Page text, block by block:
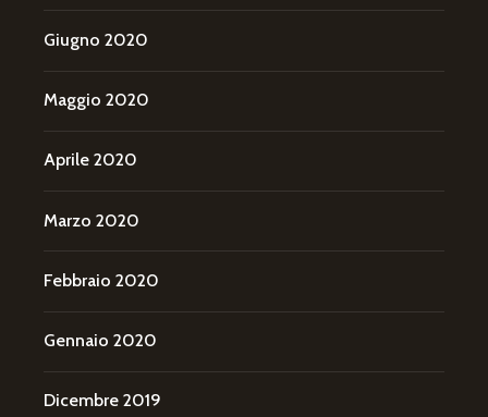
Giugno 2020
Maggio 2020
Aprile 2020
Marzo 2020
Febbraio 2020
Gennaio 2020
Dicembre 2019